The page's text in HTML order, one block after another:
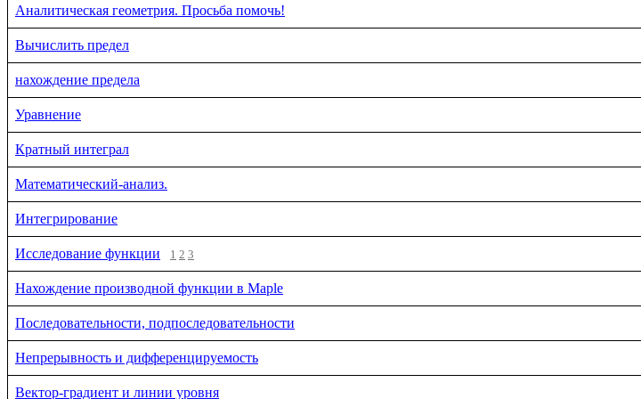
Аналитическая геометрия. Просьба помочь!
Вычислить предел
нахождение предела
Уравнение
Кратный интеграл
Математический-анализ.
Интегрирование
Исследование функции
1 2 3
Нахождение производной функции в Maple
Последовательности, подпоследовательности
Непрерывность и дифференцируемость
Вектор-градиент и линии уровня